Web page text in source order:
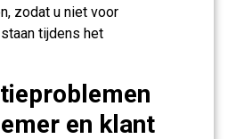
zodat u niet voor
tijdens het
en klant